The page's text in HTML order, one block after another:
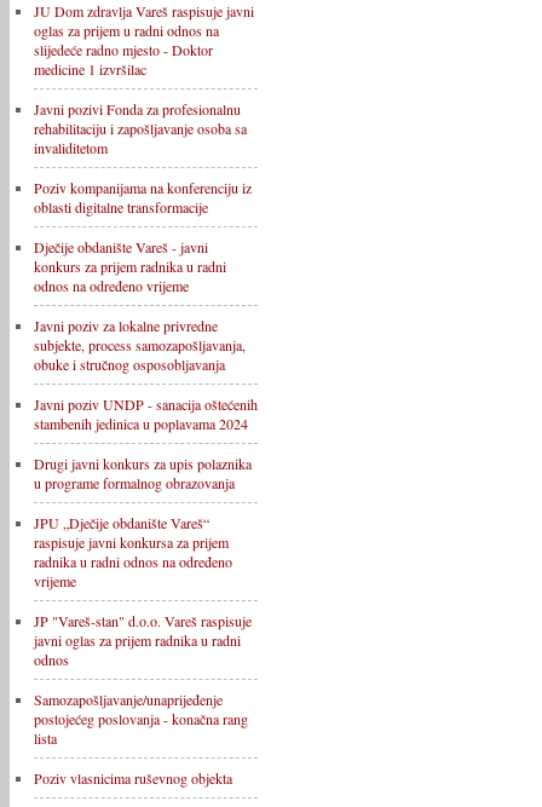
JU Dom zdravlja Vareš raspisuje javni
oglas za prijem u radni odnos na
slijedeće radno mjesto - Doktor
medicine 1 izvršilac
Javni pozivi Fonda za profesionalnu
rehabilitaciju i zapošljavanje osoba sa
invaliditetom
Poziv kompanijama na konferenciju iz
oblasti digitalne transformacije
Dječije obdanište Vareš - javni
konkurs za prijem radnika u radni
odnos na određeno vrijeme
Javni poziv za lokalne privredne
subjekte, process samozapošljavanja,
obuke i stručnog osposobljavanja
Javni poziv UNDP - sanacija oštećenih
stambenih jedinica u poplavama 2024
Drugi javni konkurs za upis polaznika
u programe formalnog obrazovanja
JPU „Dječije obdanište Vareš“
raspisuje javni konkursa za prijem
radnika u radni odnos na određeno
vrijeme
JP "Vareš-stan" d.o.o. Vareš raspisuje
javni oglas za prijem radnika u radni
odnos
Samozapošljavanje/unaprijeđenje
postojećeg poslovanja - konačna rang
lista
Poziv vlasnicima ruševnog objekta